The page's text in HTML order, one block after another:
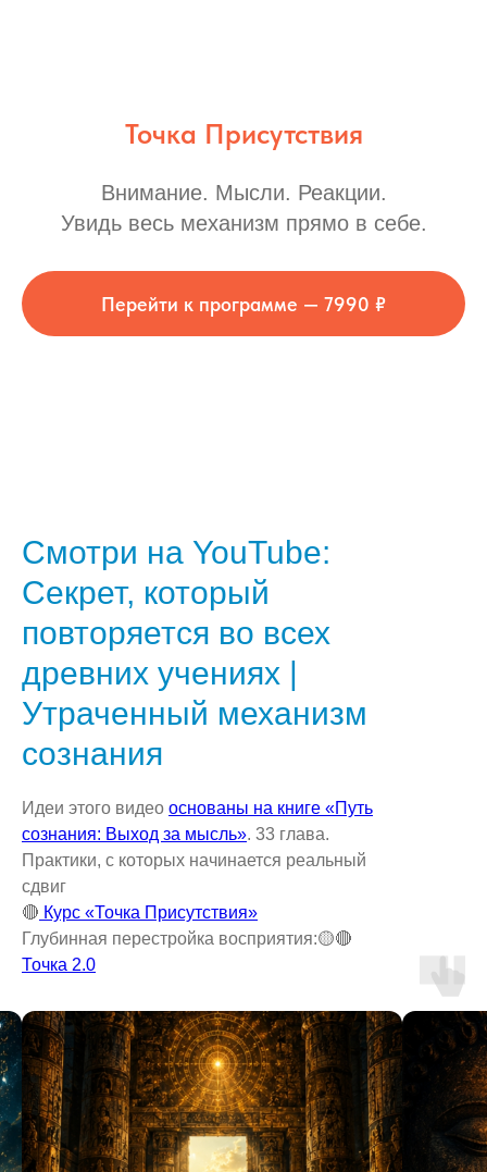
Точка Присутствия
Внимание. Мысли. Реакции.
Увидь весь механизм прямо в себе.
Перейти к программе — 7990 ₽
Смотри на YouTube:
Секрет, который
повторяется во всех
древних учениях |
Утраченный механизм
сознания
Идеи этого видео основаны на книге «Путь
сознания: Выход за мысль». 33 глава.
Практики, с которых начинается реальный
сдвиг
🔴 Курс «Точка Присутствия»
Глубинная перестройка восприятия:🟡🔴
Точка 2.0